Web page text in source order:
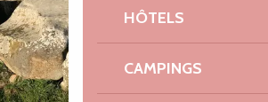
HÔTELS
CAMPINGS